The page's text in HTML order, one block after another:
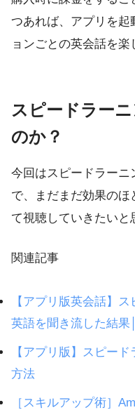
つあれば、アプリを起
ョンごとの英会話を楽
スピードラー
のか？
今回はスピードラーニ
で、まだまだ効果のほ
て視聴していきたいと
関連記事
【アプリ版英会話】
英語を聞き流した結果
【アプリ版】スピー
方法
［スキルアップ術］